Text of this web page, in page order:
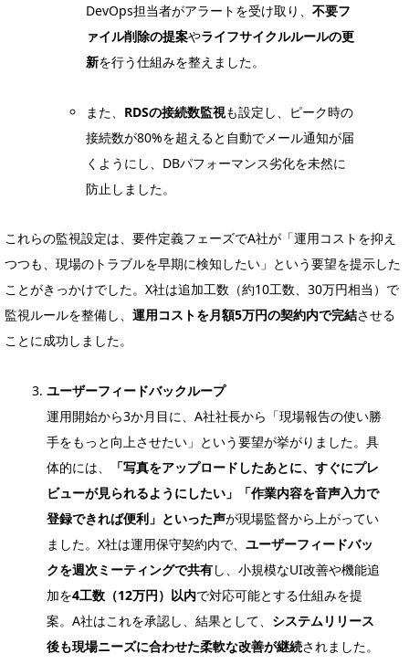
DevOps担当者がアラートを受け取り、不要フ
ァイル削除の提案やライフサイクルルールの更
新を行う仕組みを整えました。
また、 RDSの接続数監視も設定し、ピーク時の
接続数が80%を超えると自動でメール通知が届
くようにし、DBパフォーマンス劣化を未然に
防止しました。
これらの監視設定は、要件定義フェーズでA社が「運用コストを抑え
つつも、現場のトラブルを早期に検知したい」という要望を提示した
ことがきっかけでした。X社は追加工数（約10工数、30万円相当）で
監視ルールを整備し、 運用コストを月額5万円の契約内で完結させる
ことに成功しました。
ユーザーフィードバックループ
運用開始から3か月目に、A社社長から「現場報告の使い勝
手をもっと向上させたい」という要望が挙がりました。具
体的には、
「写真をアップロードしたあとに、すぐにプレ
ビューが見られるようにしたい」「作業内容を音声入力で
登録できれば便利」といった声が現場監督から上がってい
ました。X社は運用保守契約内で、 ユーザーフィードバッ
クを週次ミーティングで共有し、小規模なUI改善や機能追
加を4工数（12万円）以内で対応可能とする仕組みを提
案。A社はこれを承認し、結果として、 システムリリース
後も現場ニーズに合わせた柔軟な改善が継続されました。